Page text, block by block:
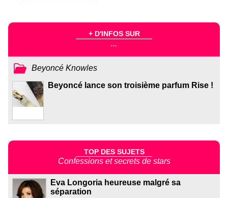
+ D'INFOS SUR
...
Beyoncé Knowles
Beyoncé lance son troisième parfum Rise !
TOP DES SUJETS
Confessions et secrets de stars
Eva Longoria heureuse malgré sa
séparation